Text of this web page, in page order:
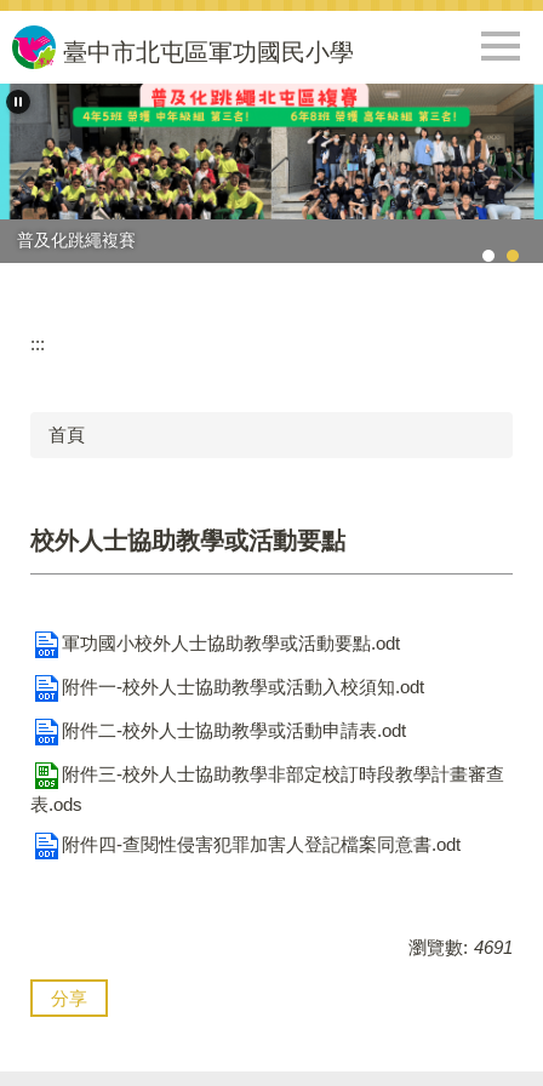
跳
到
主
要
內
區
臺中市北屯區軍功國民小學
普及化跳繩複賽
:::
首頁
校外人士協助教學或活動要點
軍功國小校外人士協助教學或活動要點.odt
附件一-校外人士協助教學或活動入校須知.odt
附件二-校外人士協助教學或活動申請表.odt
附件三-校外人士協助教學非部定校訂時段教學計畫審查
表.ods
附件四-查閱性侵害犯罪加害人登記檔案同意書.odt
瀏覽數: 4691
分享